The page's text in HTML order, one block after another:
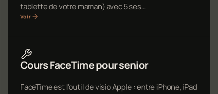
tablette de votre maman) avec 5 ses…
Voir
Cours FaceTime pour senior
FaceTime est l'outil de visio Apple : entre iPhone, iPad